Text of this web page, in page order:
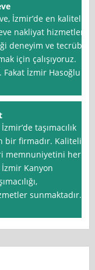
İzmir’de en kaliteli
nakliyat hizmetleri
deneyim ve tecrübe
için çalışıyoruz.
İzmir Hasoğlu
taşımacılık
bir firmadır. Kaliteli
memnuniyetini her
Kanyon
sunmaktadır.